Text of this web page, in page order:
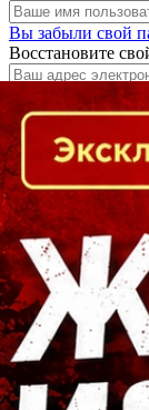
Вы забыли свой
Восстановите
Кто есть кто в